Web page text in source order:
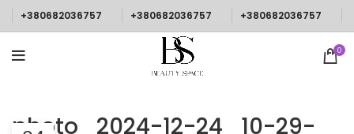
+380682036757 +380682036757 +380682036757
0
photo_2024-12-24_10-29-